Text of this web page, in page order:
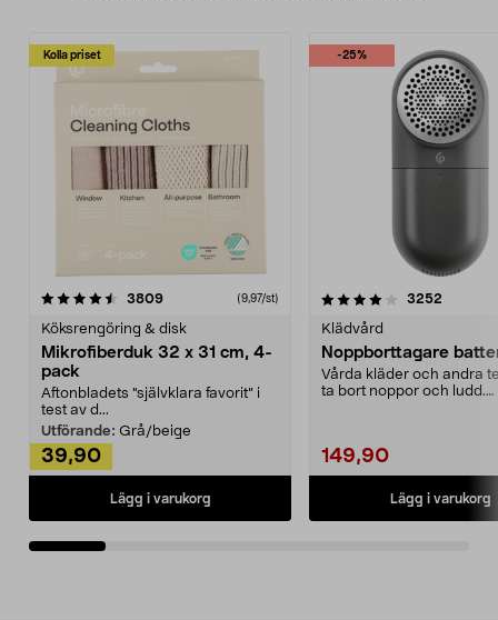
Kolla priset
3809recensioner (9,97/st)
Köksrengöring & disk
Mikrofiberduk 32 x 31 cm, 4-
pack
Aftonbladets "självklara favorit” i
test av d...
Utförande: Grå/beige
39,90
Lägg i varukorg
-25%
4.0av 5 stjärnor 3252
Klädvård
Noppborttagare
Vårda kläder och andra
ta bort noppor och ludd.
149,90
Lägg i varukorg
4.5av 5 stjärnor